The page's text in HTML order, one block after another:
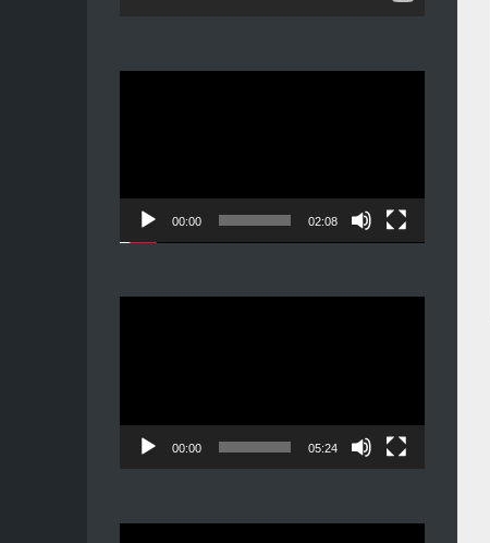
00:00 02:08
00:00 05:24